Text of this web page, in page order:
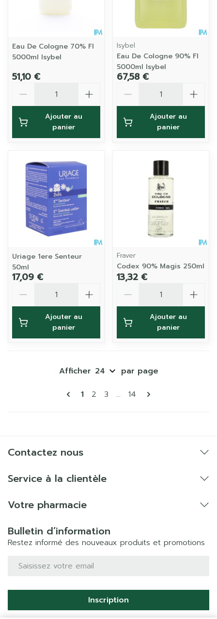
Eau De Cologne 70% Fl
5000ml Isybel
51,10 €
Ajouter au
panier
Isybel
Eau De Cologne 90% Fl
5000ml Isybel
67,58 €
Ajouter au
panier
Uriage 1ere Senteur
50ml
17,09 €
Ajouter au
panier
Fraver
Codex 90% Magis 250ml
13,32 €
Ajouter au
panier
Pages
Vous lisez actuellement la page
1 Page
2 Page
3 ... Page
14
Afficher par page
Contactez nous
Service à la clientèle
Votre pharmacie
Bulletin d’information
Restez informé des nouveaux produits et promotions
Adresse mail
Inscription